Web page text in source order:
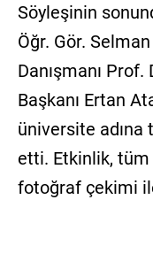
Söyleşinin
Öğr. Gör.
Danışmanı
Başkanı Ertan
üniversite
etti. Etkinlik, tüm
fotoğraf çekimi